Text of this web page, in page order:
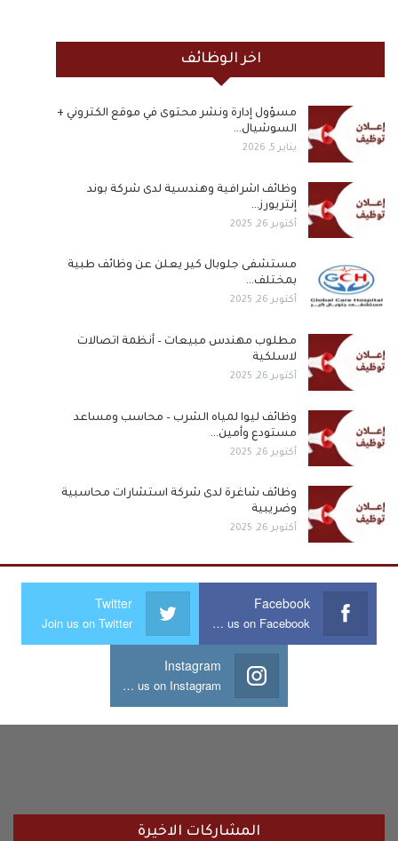
اخر الوظائف
مسؤول إدارة ونشر محتوى في موقع الكتروني +
السوشيال…
يناير 5, 2026
وظائف اشرافية وهندسية لدى شركة بوند
إنتريورز…
أكتوبر 26, 2025
مستشفى جلوبال كير يعلن عن وظائف طبية
بمختلف…
أكتوبر 26, 2025
مطلوب مهندس مبيعات – أنظمة اتصالات
لاسلكية
أكتوبر 26, 2025
وظائف ليوا لمياه الشرب – محاسب ومساعد
مستودع وأمين…
أكتوبر 26, 2025
وظائف شاغرة لدى شركة استشارات محاسبية
وضريبية
أكتوبر 26, 2025
Facebook
Join us on Facebook
Twitter
Join us on Twitter
Instagram
Join us on Instagram
المشاركات الاخيرة